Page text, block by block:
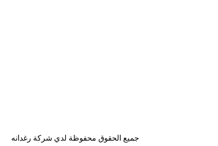
جميع الحقوق محفوظة لدي شركة رغدانه